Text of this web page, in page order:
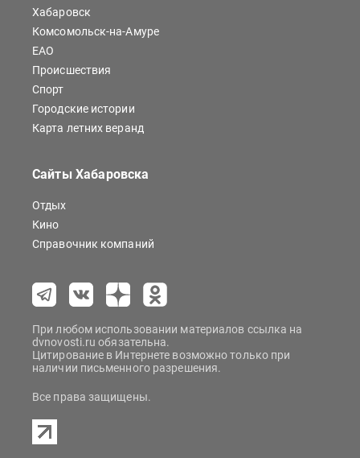
Хабаровск
Комсомольск-на-Амуре
ЕАО
Происшествия
Спорт
Городские истории
Карта летних веранд
Сайты Хабаровска
Отдых
Кино
Справочник компаний
При любом использовании материалов ссылка на
dvnovosti.ru обязательна.
Цитирование в Интернете возможно только при
наличии письменного разрешения.
Все права защищены.